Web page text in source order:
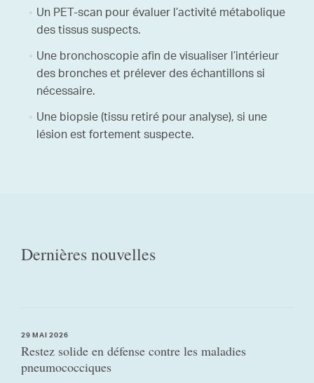
Un PET-scan pour évaluer l’activité métabolique
des tissus suspects.
Une bronchoscopie afin de visualiser l’intérieur
des bronches et prélever des échantillons si
nécessaire.
Une biopsie (tissu retiré pour analyse), si une
lésion est fortement suspecte.
Dernières nouvelles
29 MAI 2026
Restez solide en défense contre les maladies
pneumococciques